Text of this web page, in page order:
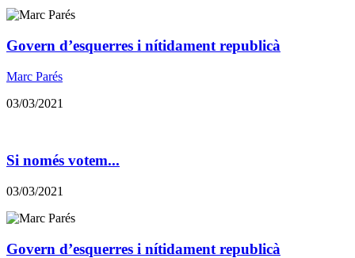
Govern d’esquerres i nítidament republicà
Marc Parés
03/03/2021
Si només votem...
03/03/2021
Govern d’esquerres i nítidament republicà